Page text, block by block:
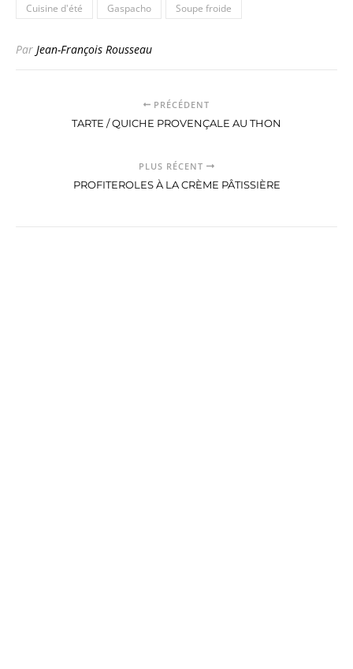
Cuisine d'été Gaspacho Soupe froide
Par Jean-François Rousseau
PRÉCÉDENT
TARTE / QUICHE PROVENÇALE AU THON
PLUS RÉCENT
PROFITEROLES À LA CRÈME PÂTISSIÈRE